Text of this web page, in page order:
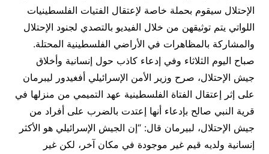
الإحتلال سيقوم بحملة خاصة لإعتقال الفتيات الفلسطينيات
اللواتي يتم توثيقهن من خلال الفيديو بالتصدي لجنود الإحتلال
والمشاركة بالمظاهرات في الأراضي الفلسطينية المحتلة.
صباح اليوم الثلاثاء وفي إدعاء كاذب حول إنسانية وأخلاق
جيش الإحتلال، صرح وزير الأمن الإسرائيلي أفغيدور ليبرمان
على إثر إعتقال الفتاة الفلسطينية عهد التميمي من منزلها في
قرية النبي صالح بإدعاء أنها إعتدت بالضرب على أفراد من
جيش الإحتلال، لبيرمان قال: “إن الجيش الإسرائيلي هو الأكثر
إنسانية ولديه قيم غير موجودة في مكان آخر، لكن غير